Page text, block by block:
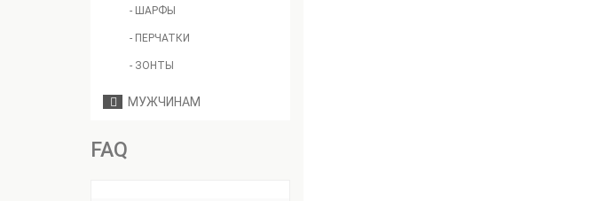
- ШАРФЫ
- ПЕРЧАТКИ
- ЗОНТЫ
МУЖЧИНАМ
FAQ